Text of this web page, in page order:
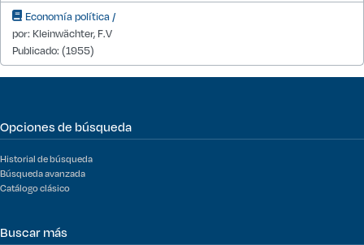
Economía política /
por: Kleinwächter, F.V
Publicado: (1955)
Opciones de búsqueda
Historial de búsqueda
Búsqueda avanzada
Catálogo clásico
Buscar más